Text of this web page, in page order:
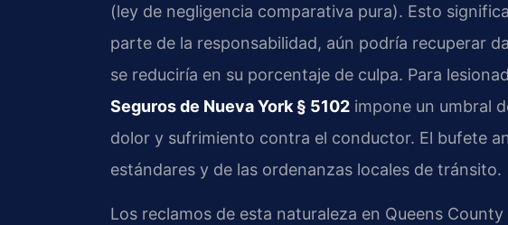
(ley de negligencia comparativa pura). Esto
parte de la responsabilidad, aún podría recuperar
se reduciría en su porcentaje de culpa. Para
Seguros de Nueva York § 5102 impone un umbral
dolor y sufrimiento contra el conductor. El bufete
estándares y de las ordenanzas locales de tránsito.
Los reclamos de esta naturaleza en Queens